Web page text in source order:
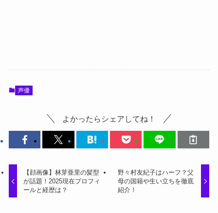
声優
よかったらシェアしてね！
【顔画像】林芽亜里の髪型
が話題！2025現在プロフィ
ールと経歴は？
野々村友紀子はハーフ？父
母の国籍や生い立ちを徹底
紹介！